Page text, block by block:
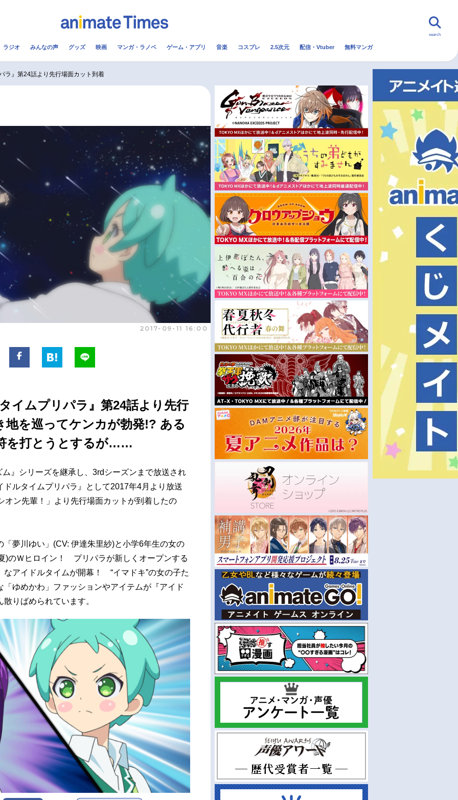
配信・Vtuber トレンド 無料マンガ
アニメ映画一覧
実写化映画一覧
男性声優/女性声優一覧
今期アニメ曜日別一覧
春アニメ
夏アニメ
秋アニメ
冬アニメ
FOLLOW US
search
ラジオ みんなの声 グッズ 映画 マンガ・ラノベ ゲーム・アプリ 音楽 コスプレ 2.5次元 配信・Vtuber 無料マンガ
ラ』第24話より先行場面カット到着
2017-09-11 16:00
イムプリパラ』第24話より先行
地を巡ってケンカが勃発!? ある
を打とうとするが……
』シリーズを継承し、3rdシーズンまで放送され
ルタイムプリパラ』として2017年4月より放送
ン先輩！」より先行場面カットが到着したの
夢川ゆい」(CV: 伊達朱里紗)と小学6年生の女の
)のＷヒロイン！ プリパラが新しくオープンする
なアイドルタイムが開幕！ “イマドキ”の女の子た
ゆめかわ」ファッションやアイテムが『アイド
りばめられています。